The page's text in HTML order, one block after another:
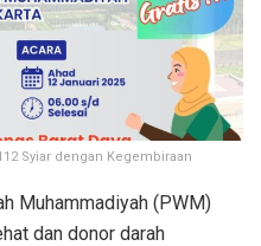
Syiar dengan Kegembiraan
Muhammadiyah (PWM)
dan donor darah